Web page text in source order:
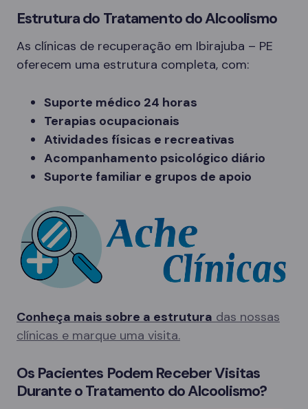
Estrutura do Tratamento do Alcoolismo
As clínicas de recuperação em Ibirajuba – PE
oferecem uma estrutura completa, com:
Suporte médico 24 horas
Terapias ocupacionais
Atividades físicas e recreativas
Acompanhamento psicológico diário
Suporte familiar e grupos de apoio
Conheça mais sobre a estrutura das nossas
clínicas e marque uma visita.
Os Pacientes Podem Receber Visitas
Durante o Tratamento do Alcoolismo?